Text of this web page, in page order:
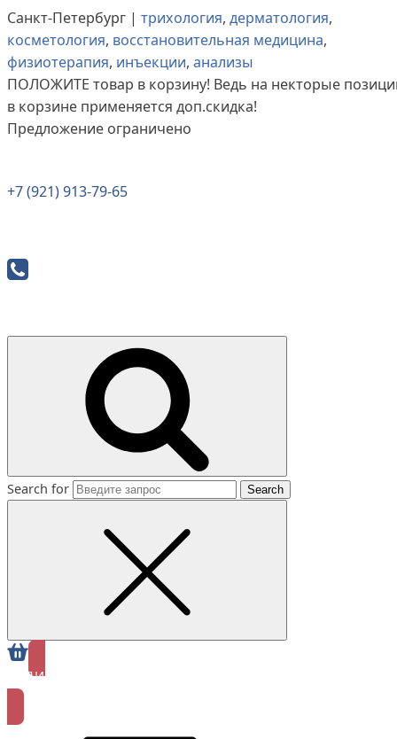
Санкт-Петербург | трихология, дерматология,
косметология, восстановительная медицина,
физиотерапия, инъекции, анализы
ПОЛОЖИТЕ товар в корзину! Ведь на некторые
в корзине применяется доп.скидка!
Предложение ограничено
+7 (921) 913-79-65
Search for
ЗАПИСАТЬСЯ
ОНЛАЙН